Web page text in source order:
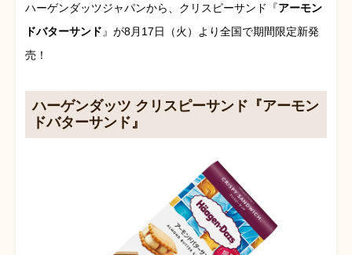
ハーゲンダッツジャパンから、クリスピーサンド『アーモン
ドバターサンド 』が8月17日（火）より全国で期間限定新発
売！
ハーゲンダッツ クリスピーサンド『アーモン
ドバターサンド』